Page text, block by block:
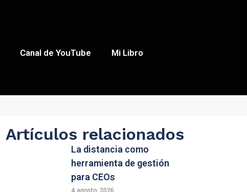
Canal de YouTube Mi Libro
Artículos relacionados
La distancia como
herramienta de gestión
para CEOs
4 agosto, 2026